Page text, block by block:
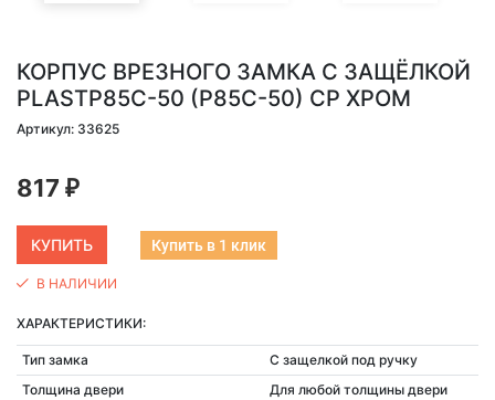
КОРПУС ВРЕЗНОГО ЗАМКА C ЗАЩЁЛКОЙ
PLASTP85C-50 (P85C-50) CP ХРОМ
Артикул: 33625
817 ₽
Купить в 1 клик
В НАЛИЧИИ
ХАРАКТЕРИСТИКИ:
Тип замка
С защелкой под ручку
Толщина двери
Для любой толщины двери